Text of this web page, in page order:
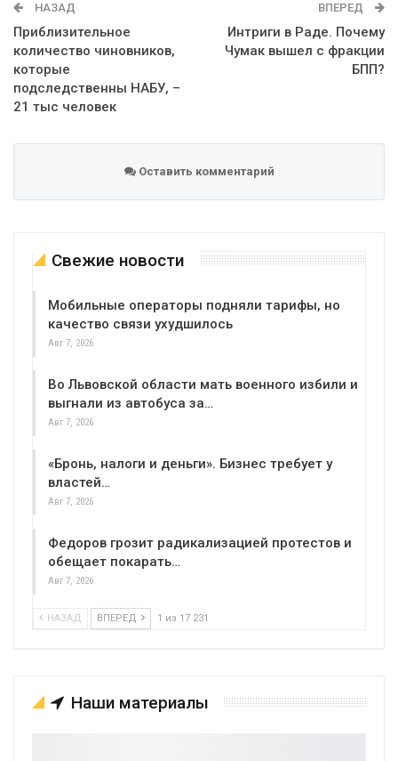
НАЗАД
Приблизительное
количество чиновников,
которые
подследственны НАБУ, –
21 тыс человек
ВПЕРЕД
Интриги в Раде. Почему
Чумак вышел с фракции
БПП?
Оставить комментарий
Свежие новости
Мобильные операторы подняли тарифы, но
качество связи ухудшилось
Авг 7, 2026
Во Львовской области мать военного избили и
выгнали из автобуса за…
Авг 7, 2026
«Бронь, налоги и деньги». Бизнес требует у
властей…
Авг 7, 2026
Федоров грозит радикализацией протестов и
обещает покарать…
Авг 7, 2026
НАЗАД ВПЕРЕД 1 из 17 231
Наши материалы